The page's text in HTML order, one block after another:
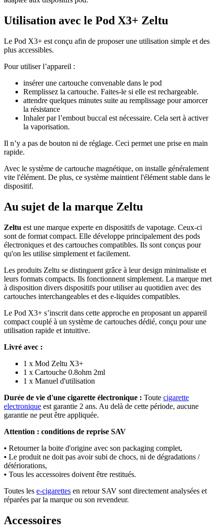
Utilisation avec le Pod X3+ Zeltu
Le Pod X3+ est conçu afin de proposer une utilisation simple et des
plus accessibles.
Pour utiliser l’appareil :
insérer une cartouche convenable dans le pod
Remplissez la cartouche. Faites-le si elle est rechargeable.
attendre quelques minutes suite au remplissage pour amorcer
la résistance
Inhaler par l’embout buccal est nécessaire. Cela sert à activer
la vaporisation.
Il n’y a pas de bouton ni de réglage. Ceci permet une prise en main
rapide.
Avec le système de cartouche magnétique, on installe généralement
vite l'élément. De plus, ce système maintient l'élément stable dans le
dispositif.
Au sujet de la marque Zeltu
Zeltu est une marque experte en dispositifs de vapotage. Ceux-ci
sont de format compact. Elle développe principalement des pods
électroniques et des cartouches compatibles. Ils sont conçus pour
qu'on les utilise simplement et facilement.
Les produits Zeltu se distinguent grâce à leur design minimaliste et
leurs formats compacts. Ils fonctionnent simplement. La marque met
à disposition divers dispositifs pour utiliser au quotidien avec des
cartouches interchangeables et des e-liquides compatibles.
Le Pod X3+ s’inscrit dans cette approche en proposant un appareil
compact couplé à un système de cartouches dédié, conçu pour une
utilisation rapide et intuitive.
Livré avec :
1 x Mod Zeltu X3+
1 x Cartouche 0.8ohm 2ml
1 x Manuel d'utilisation
Durée de vie d'une cigarette électronique : Toute cigarette
electronique est garantie 2 ans. Au delà de cette période, aucune
garantie ne peut être appliquée.
Attention : conditions de reprise SAV
• Retourner la boite d'origine avec son packaging complet,
• Le produit ne doit pas avoir subi de chocs, ni de dégradations /
détériorations,
• Tous les accessoires doivent être restitués.
Toutes les e-cigarettes en retour SAV sont directement analysées et
réparées par la marque ou son revendeur.
Accessoires